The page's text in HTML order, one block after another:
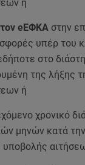
ή
eEΦΚΑ στην
υπέρ του
στο
της λήξης
ή
χρονικό
μηνών κατά
υποβολής